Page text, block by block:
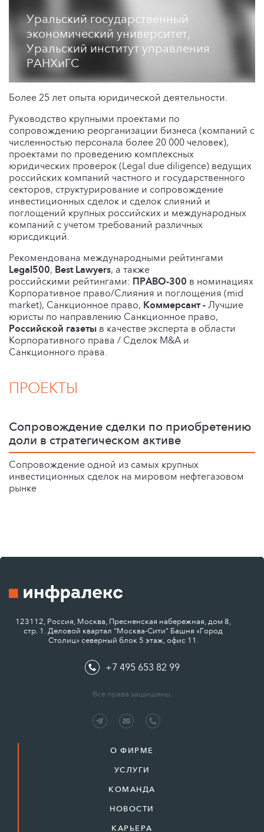
Уральский государственный
экономический университет,
Уральский институт управления
РАНХиГС
Более 25 лет опыта юридической деятельности.
Руководство крупными проектами по
сопровождению реорганизации бизнеса (компаний с
численностью персонала более 20 000 человек),
проектами по проведению комплексных
юридических проверок (Legal due diligence) ведущих
российских компаний частного и государственного
секторов, структурирование и сопровождение
инвестиционных сделок и сделок слияний и
поглощений крупных российских и международных
компаний с учетом требований различных
юрисдикций.
Рекомендована международными рейтингами
Legal500, Best Lawyers, а также
российскими рейтингами: ПРАВО-300 в номинациях
Корпоративное право/Слияния и поглощения (mid
market), Санкционное право, Коммерсант - Лучшие
юристы по направлению Санкционное право,
Российской газеты в качестве эксперта в области
Корпоративного права / Сделок M&A и
Cанкционного права.
ПРОЕКТЫ
Сопровождение сделки по приобретению
доли в стратегическом активе
Сопровождение одной из самых крупных
инвестиционных сделок на мировом нефтегазовом
рынке
123112, Россия, Москва, Пресненская набережная, дом 8,
стр. 1. Деловой квартал "Москва-Сити" Башня «Город
Столиц» северный блок 5 этаж, офис 11.
+7 495 653 82 99
Все права защищены.
О ФИРМЕ
УСЛУГИ
КОМАНДА
НОВОСТИ
КАРЬЕРА